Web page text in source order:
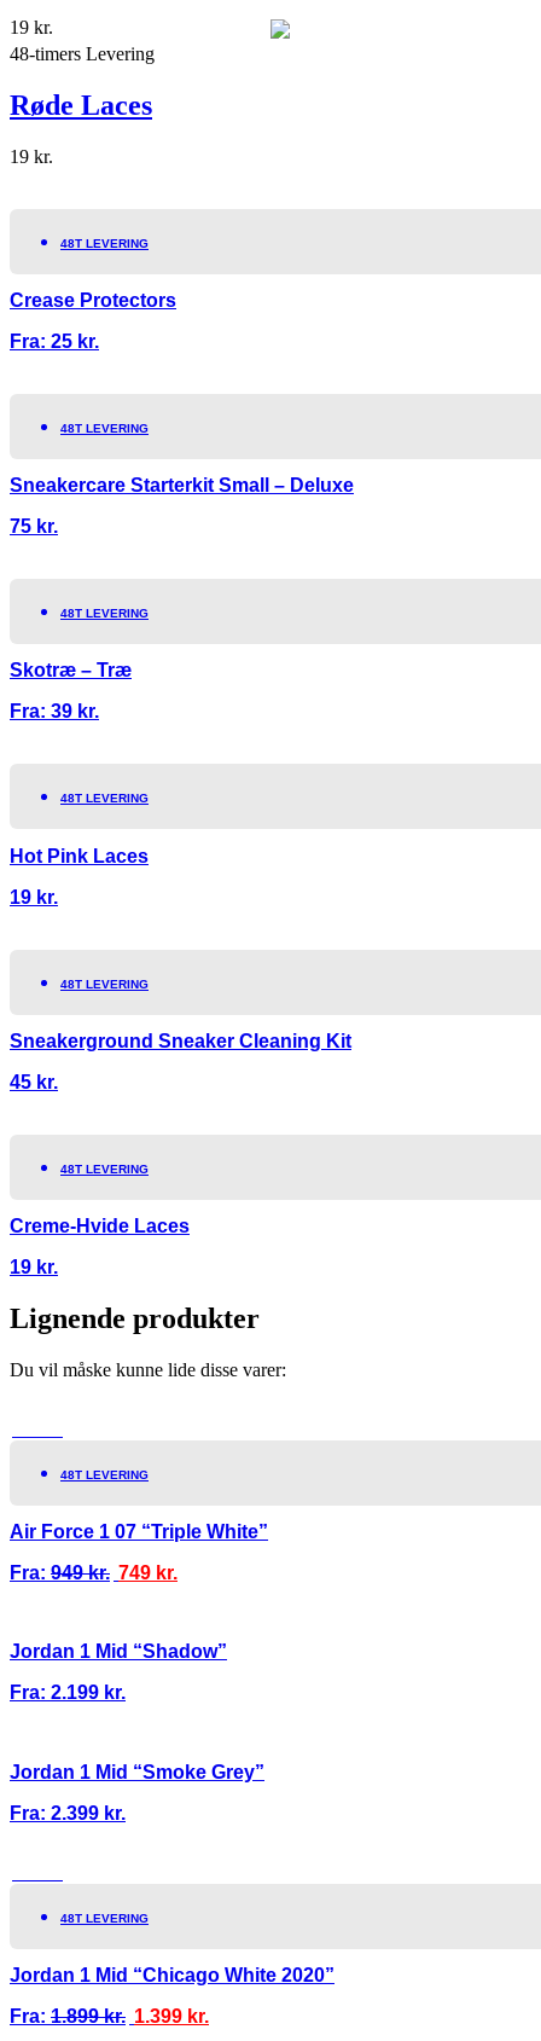
19 kr.
48-timers Levering
Røde Laces
19 kr.
48T LEVERING
Crease Protectors
Fra: 25 kr.
48T LEVERING
Sneakercare Starterkit Small – Deluxe
75 kr.
48T LEVERING
Skotræ – Træ
Fra: 39 kr.
48T LEVERING
Hot Pink Laces
19 kr.
48T LEVERING
Sneakerground Sneaker Cleaning Kit
45 kr.
48T LEVERING
Creme-Hvide Laces
19 kr.
Lignende produkter
Du vil måske kunne lide disse varer:
48T LEVERING
Air Force 1 07 “Triple White”
Fra: 949kr. 749 kr.
Jordan 1 Mid “Shadow”
Fra: 2.199 kr.
Jordan 1 Mid “Smoke Grey”
Fra: 2.399 kr.
48T LEVERING
Jordan 1 Mid “Chicago White 2020”
Fra: 1.899kr. 1.399 kr.